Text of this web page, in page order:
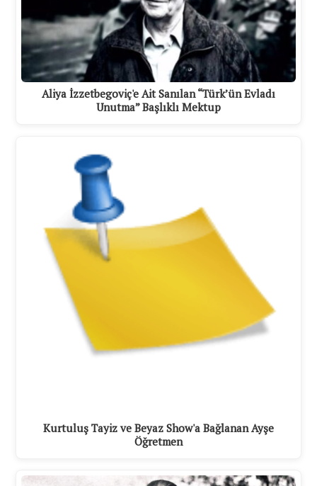
Aliya İzzetbegoviç'e Ait Sanılan “Türk’ün Evladı
Unutma” Başlıklı Mektup
Kurtuluş Tayiz ve Beyaz Show'a Bağlanan Ayşe
Öğretmen